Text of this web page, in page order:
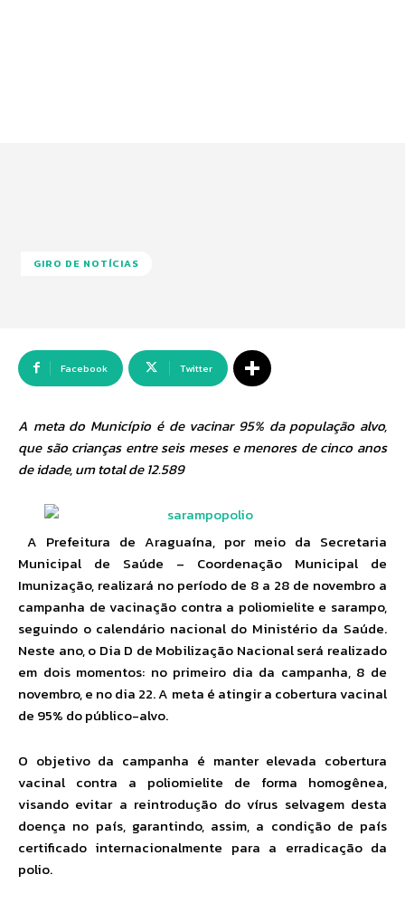
GIRO DE NOTÍCIAS
Facebook Twitter
A meta do Município é de vacinar 95% da população alvo,
que são crianças entre seis meses e menores de cinco anos
de idade, um total de 12.589
A Prefeitura de Araguaína, por meio da Secretaria
Municipal de Saúde – Coordenação Municipal de
Imunização, realizará no período de 8 a 28 de novembro a
campanha de vacinação contra a poliomielite e sarampo,
seguindo o calendário nacional do Ministério da Saúde.
Neste ano, o Dia D de Mobilização Nacional será realizado
em dois momentos: no primeiro dia da campanha, 8 de
novembro, e no dia 22. A meta é atingir a cobertura vacinal
de 95% do público-alvo.
O objetivo da campanha é manter elevada cobertura
vacinal contra a poliomielite de forma homogênea,
visando evitar a reintrodução do vírus selvagem desta
doença no país, garantindo, assim, a condição de país
certificado internacionalmente para a erradicação da
polio.